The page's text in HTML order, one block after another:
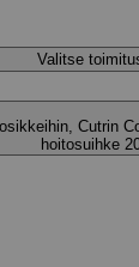
Valitse
Cutrin
hoitosuihke